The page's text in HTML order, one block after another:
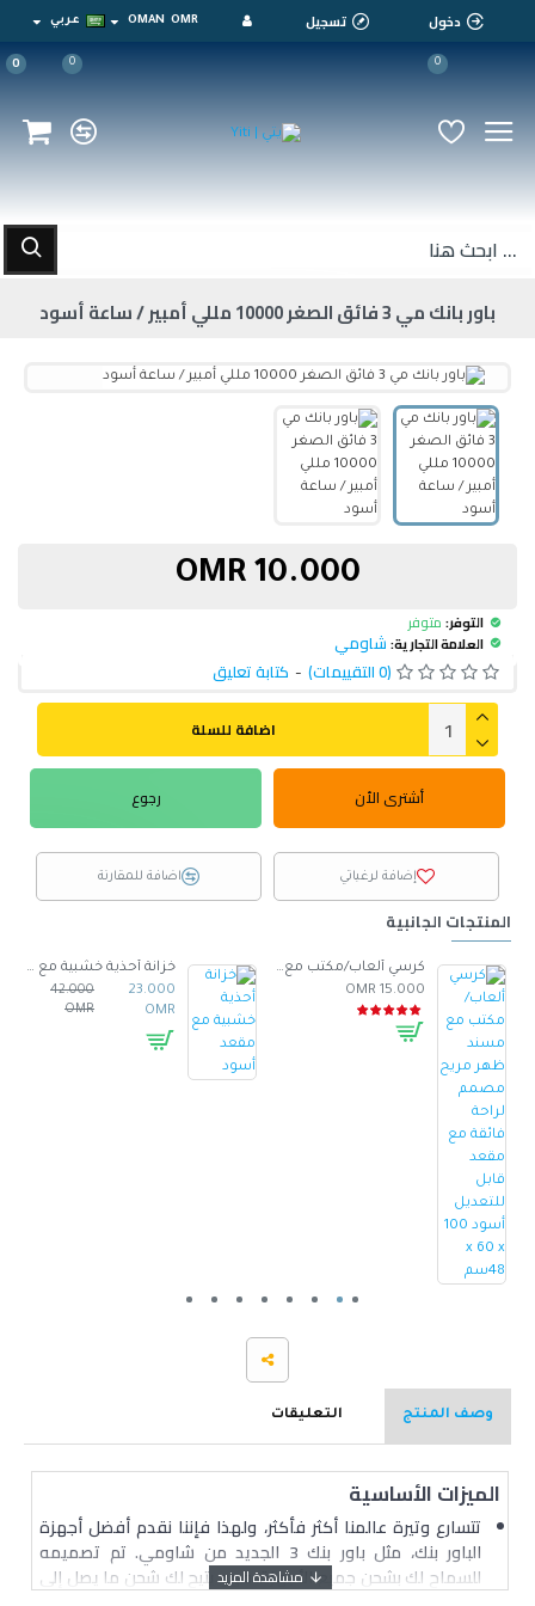
دخول تسجيل OMR
OMAN عربي
0
0
0
باور بانك مي 3 فائق الصغر 10000 مللي أمبير / ساعة أسود
التوفر: متوفر
العلامة التجارية: شاومي
(0 التقييمات)
- كتابة تعليق
10.000 OMR
اضافة للسلة
أشترى الأن رجوع
إضافة لرغباتي اضافة للمقارنة
المنتجات الجانبية
كرسي ألعاب/مكتب مع مسند ظهر مريح مصمم لراحة فائقة مع مقعد قابل للتعديل أسود 100 x 60 x 48سم
15.000 OMR
خزانة أحذية خشبية مع مقعد أسود
23.000
OMR
42.000
OMR
وصف المنتج التعليقات
الميزات الأساسية
تتسارع وتيرة عالمنا أكثر فأكثر، ولهذا فإننا نقدم أفضل أجهزة
الباور بنك، مثل باور بنك 3 الجديد من شاومي. تم تصميمه
للسماح لك بشحن جميع الأجهزة، فهو يتيح لك شحن ما يصل إلى